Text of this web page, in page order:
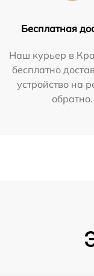
Бесплатная
Наш курьер в
бесплатно
устройство на
обратно.